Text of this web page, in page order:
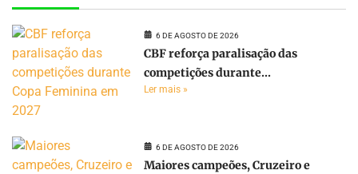
6 DE AGOSTO DE 2026
CBF reforça paralisação das
competições durante...
Ler mais »
6 DE AGOSTO DE 2026
Maiores campeões, Cruzeiro e